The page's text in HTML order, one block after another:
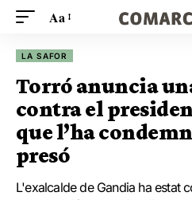
Aa
LA SAFOR
Torró anuncia
contra el
que l’ha
presó
L'exalcalde de Gandia ha estat